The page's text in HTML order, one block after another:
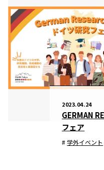
2023.04.24
GERMAN
フェア
学外イベント